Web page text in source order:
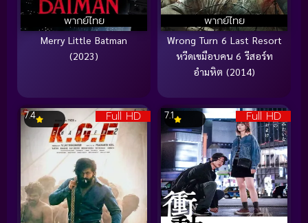
พากย์ไทย
Merry Little Batman
(2023)
พากย์ไทย
Wrong Turn 6 Last Resort
หวีดเขมือบคน 6 รีสอร์ท
อำมหิต (2014)
Full HD
7.4 Full HD
7.1